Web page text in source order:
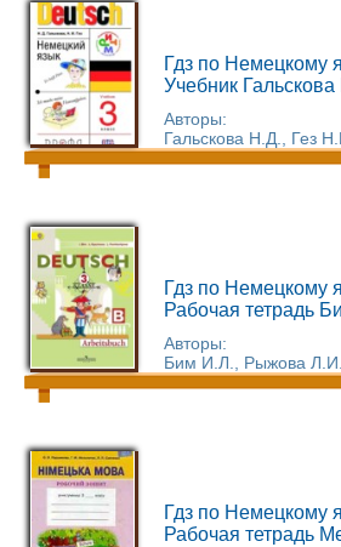
Гдз по Немецкому
Учебник
Авторы:
Гальскова Н.Д., Гез
Гдз по Немецкому
Рабочая тетрадь
Авторы:
Бим И.Л., Рыжова
Гдз по Немецкому
Рабочая тетрадь